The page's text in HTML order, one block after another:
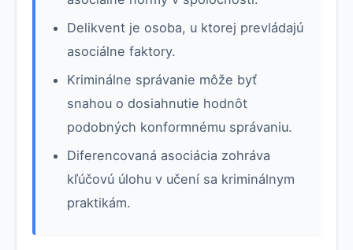
Delikvent je osoba, u ktorej prevládajú
asociálne faktory.
Kriminálne správanie môže byť
snahou o dosiahnutie hodnôt
podobných konformnému správaniu.
Diferencovaná asociácia zohráva
kľúčovú úlohu v učení sa kriminálnym
praktikám.